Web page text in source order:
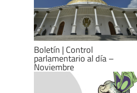
Boletín | Control
parlamentario al día –
Noviembre